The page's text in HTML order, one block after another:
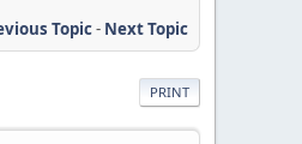
Topic- Next Topic
PRINT